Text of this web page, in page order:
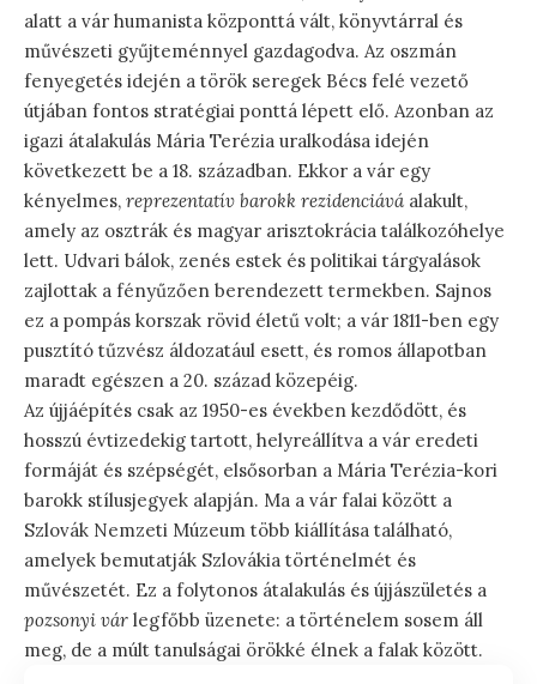
alatt a vár humanista központtá vált, könyvtárral és
művészeti gyűjteménnyel gazdagodva. Az oszmán
fenyegetés idején a török seregek Bécs felé vezető
útjában fontos stratégiai ponttá lépett elő. Azonban az
igazi átalakulás Mária Terézia uralkodása idején
következett be a 18. században. Ekkor a vár egy
kényelmes, reprezentatív barokk rezidenciává alakult,
amely az osztrák és magyar arisztokrácia találkozóhelye
lett. Udvari bálok, zenés estek és politikai tárgyalások
zajlottak a fényűzően berendezett termekben. Sajnos
ez a pompás korszak rövid életű volt; a vár 1811-ben egy
pusztító tűzvész áldozatául esett, és romos állapotban
maradt egészen a 20. század közepéig.
Az újjáépítés csak az 1950-es években kezdődött, és
hosszú évtizedekig tartott, helyreállítva a vár eredeti
formáját és szépségét, elsősorban a Mária Terézia-kori
barokk stílusjegyek alapján. Ma a vár falai között a
Szlovák Nemzeti Múzeum több kiállítása található,
amelyek bemutatják Szlovákia történelmét és
művészetét. Ez a folytonos átalakulás és újjászületés a
pozsonyi vár legfőbb üzenete: a történelem sosem áll
meg, de a múlt tanulságai örökké élnek a falak között.